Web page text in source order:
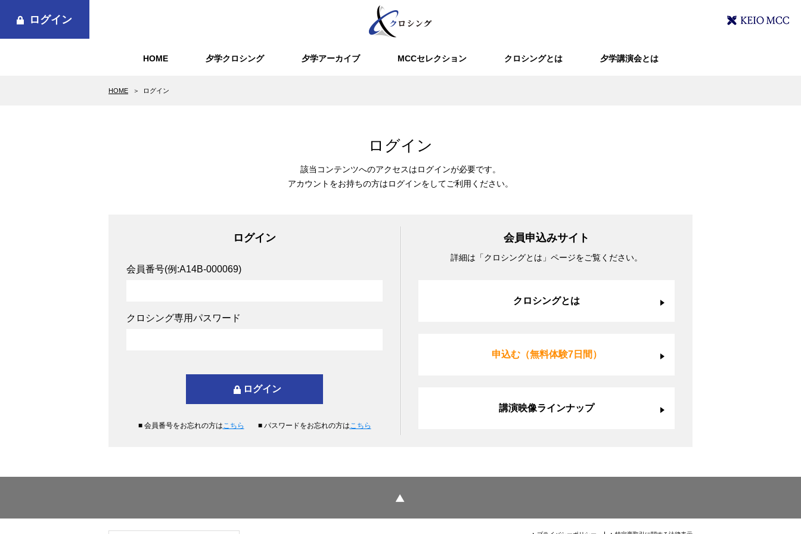
HOME 夕学クロシング 夕学アーカイブ MCCセレクション クロシングとは 夕学講演会とは
ログイン
HOME ログイン
ログイン
該当コンテンツへのアクセスはログインが必要です。
アカウントをお持ちの方はログインをしてご利用ください。
ログイン
会員番号(例:A14B-000069)
クロシング専用パスワード
■ 会員番号をお忘れの方はこちら ■ パスワードをお忘れの方はこちら
会員申込みサイト
詳細は「クロシングとは」ページをご覧ください。
クロシングとは
申込む（無料体験7日間）
講演映像ラインナップ